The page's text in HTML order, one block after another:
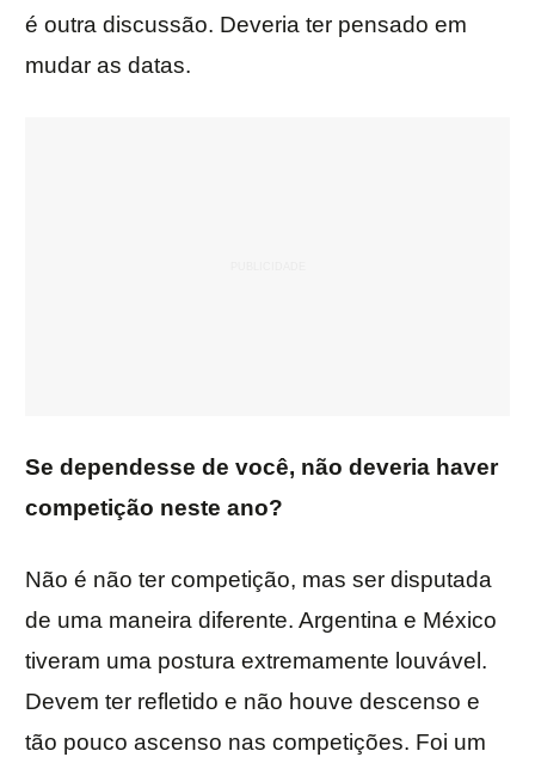
é outra discussão. Deveria ter pensado em
mudar as datas.
Se dependesse de você, não deveria haver
competição neste ano?
Não é não ter competição, mas ser disputada
de uma maneira diferente. Argentina e México
tiveram uma postura extremamente louvável.
Devem ter refletido e não houve descenso e
tão pouco ascenso nas competições. Foi um